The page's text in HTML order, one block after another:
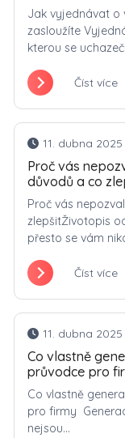
Jak vyjednávat o
zasloužíte
kterou se
Číst více
11. dubna 2025
Proč vás
důvodů a co
Proč vás
zlepšitŽivotopis
přesto se vám
Číst více
11. dubna 2025
Co vlastně
průvodce pro
Co vlastně
pro firmy
nejsou...